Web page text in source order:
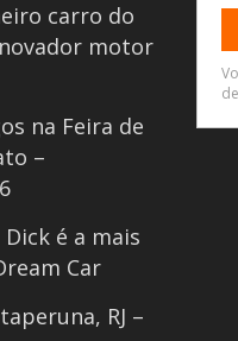
carro do
motor
na Feira de
–
é a mais
Car
RJ –